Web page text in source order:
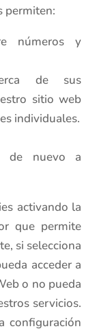
permiten:
números y
de sus
sitio web
individuales.
de nuevo a
activando la
que permite
si selecciona
acceder a
o no pueda
servicios.
configuración